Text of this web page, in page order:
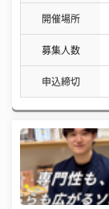
開催場所
募集人数
申込締切